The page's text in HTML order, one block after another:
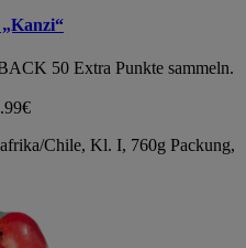
50 Extra Punkte sammeln.
Chile, Kl. I, 760g Packung,